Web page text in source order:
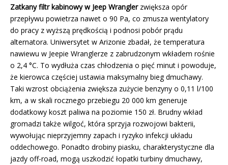
Zatkany filtr kabinowy w Jeep Wranglerzwiększa opór
przepływu powietrza nawet o 90 Pa, co zmusza wentylatory
do pracy z wyższą prędkością i podnosi pobór prądu
alternatora. Uniwersytet w Arizonie zbadał, że temperatura
nawiewu w Jeepie Wranglerze z zabrudzonym wkładem rośnie
o 2,4 °C. To wydłuża czas chłodzenia o pięć minut i powoduje,
że kierowca częściej ustawia maksymalny bieg dmuchawy.
Taki wzrost obciążenia zwiększa zużycie benzyny o 0,11 l/100
km, a w skali rocznego przebiegu 20 000 km generuje
dodatkowy koszt paliwa na poziomie 150 zł. Brudny wkład
gromadzi także wilgoć, która sprzyja rozwojowi bakterii,
wywołując nieprzyjemny zapach i ryzyko infekcji układu
oddechowego. Ponadto drobiny piasku, charakterystyczne dla
jazdy off-road, mogą uszkodzić łopatki turbiny dmuchawy,